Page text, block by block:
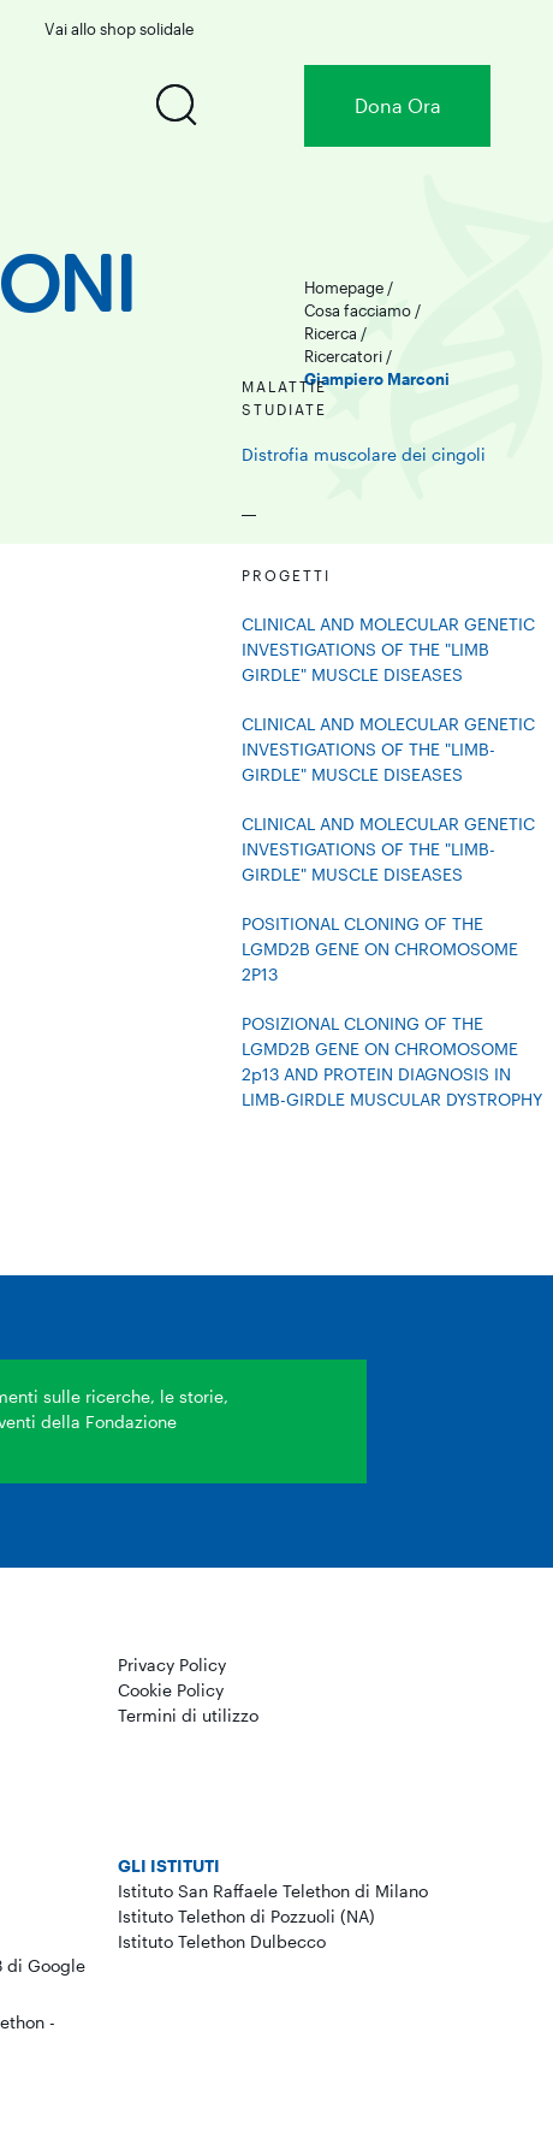
Dona Ora
Vai allo shop solidale
Homepage /
Cosa facciamo /
Ricerca /
Ricercatori /
Giampiero Marconi
MALATTIE
STUDIATE
Distrofia muscolare dei cingoli
PROGETTI
CLINICAL AND MOLECULAR GENETIC
INVESTIGATIONS OF THE "LIMB
GIRDLE" MUSCLE DISEASES
CLINICAL AND MOLECULAR GENETIC
INVESTIGATIONS OF THE "LIMB-
GIRDLE" MUSCLE DISEASES
CLINICAL AND MOLECULAR GENETIC
INVESTIGATIONS OF THE "LIMB-
GIRDLE" MUSCLE DISEASES
POSITIONAL CLONING OF THE
LGMD2B GENE ON CHROMOSOME
2P13
POSIZIONAL CLONING OF THE
LGMD2B GENE ON CHROMOSOME
2p13 AND PROTEIN DIAGNOSIS IN
LIMB-GIRDLE MUSCULAR DYSTROPHY
sulle ricerche, le storie,
della Fondazione
Privacy Policy
Cookie Policy
Termini di utilizzo
GLI ISTITUTI
Istituto San Raffaele Telethon di Milano
Istituto Telethon di Pozzuoli (NA)
Istituto Telethon Dulbecco
di Google
-